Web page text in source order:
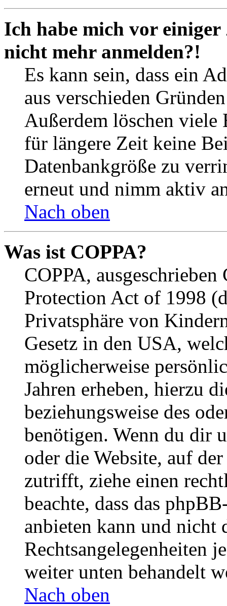
Ich habe mich vor
nicht mehr anmelden?!
Es kann sein, dass ein
aus verschieden
Außerdem löschen viele
für längere Zeit keine
Datenbankgröße zu
erneut und nimm aktiv
Nach oben
Was ist COPPA?
COPPA,
Protection Act of 1998
Privatsphäre von
Gesetz in den USA,
möglicherweise
Jahren erheben, hierzu
beziehungsweise des
benötigen. Wenn du dir
oder die Website, auf
zutrifft, ziehe einen
beachte, dass das
anbieten kann und nicht
Rechtsangelegenheiten
weiter unten behandelt
Nach oben